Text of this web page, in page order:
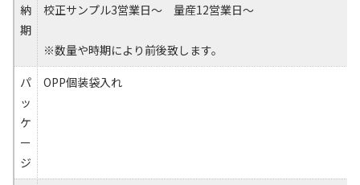
納
期
校正サンプル3営業日～ 量産12営業日～
※数量や時期により前後致します。
パ
ッ
ケ
ー
ジ
OPP個装袋入れ